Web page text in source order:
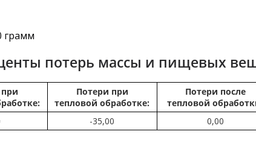
грамм
потерь массы и пищевых
Потери при
тепловой обработке:
Потери после
тепловой
-35,00 0,00